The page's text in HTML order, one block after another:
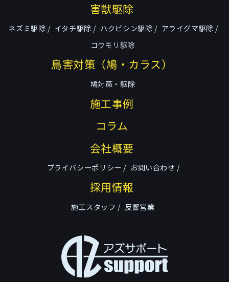
害獣駆除
ネズミ駆除 イタチ駆除 ハクビシン駆除
アライグマ駆除
コウモリ駆除
鳥害対策（鳩・カラス）
鳩対策・駆除
施工事例
コラム
会社概要
プライバシーポリシー お問い合わせ
採用情報
施工スタッフ 反響営業